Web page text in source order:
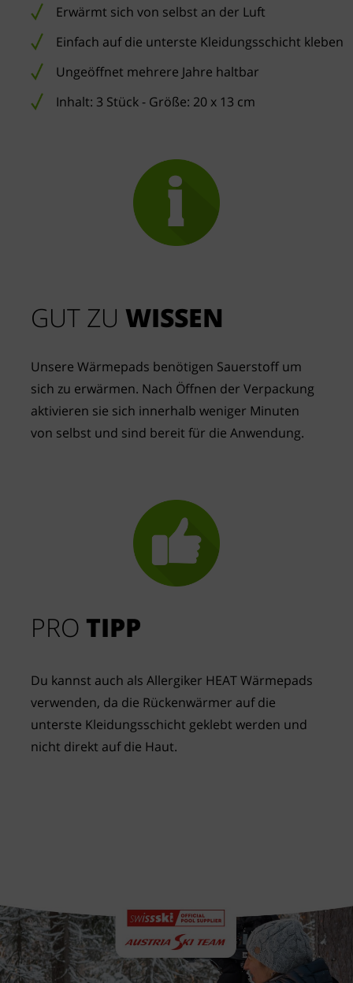
Erwärmt sich von selbst an der Luft
Einfach auf die unterste Kleidungsschicht kleben
Ungeöffnet mehrere Jahre haltbar
Inhalt: 3 Stück - Größe: 20 x 13 cm
PRO TIPP
Du kannst auch als Allergiker HEAT Wärmepads
verwenden, da die Rückenwärmer auf die
unterste Kleidungsschicht geklebt werden und
nicht direkt auf die Haut.
GUT ZU WISSEN
Unsere Wärmepads benötigen Sauerstoff um
sich zu erwärmen. Nach Öffnen der Verpackung
aktivieren sie sich innerhalb weniger Minuten
von selbst und sind bereit für die Anwendung.